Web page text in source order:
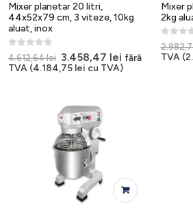
Mixer planetar 20 litri,
44x52x79 cm, 3 viteze, 10kg
aluat, inox
0 out of 5
4.612,64lei Prețul
inițial
a
3.458,47 leiPrețul
curent
fără
TVA (4.184,75 lei cu TVA)
Mixer
2kg
0out of
TVA (